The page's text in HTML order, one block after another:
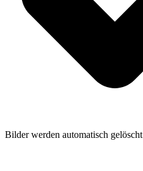
Bilder werden automatisch gelöscht